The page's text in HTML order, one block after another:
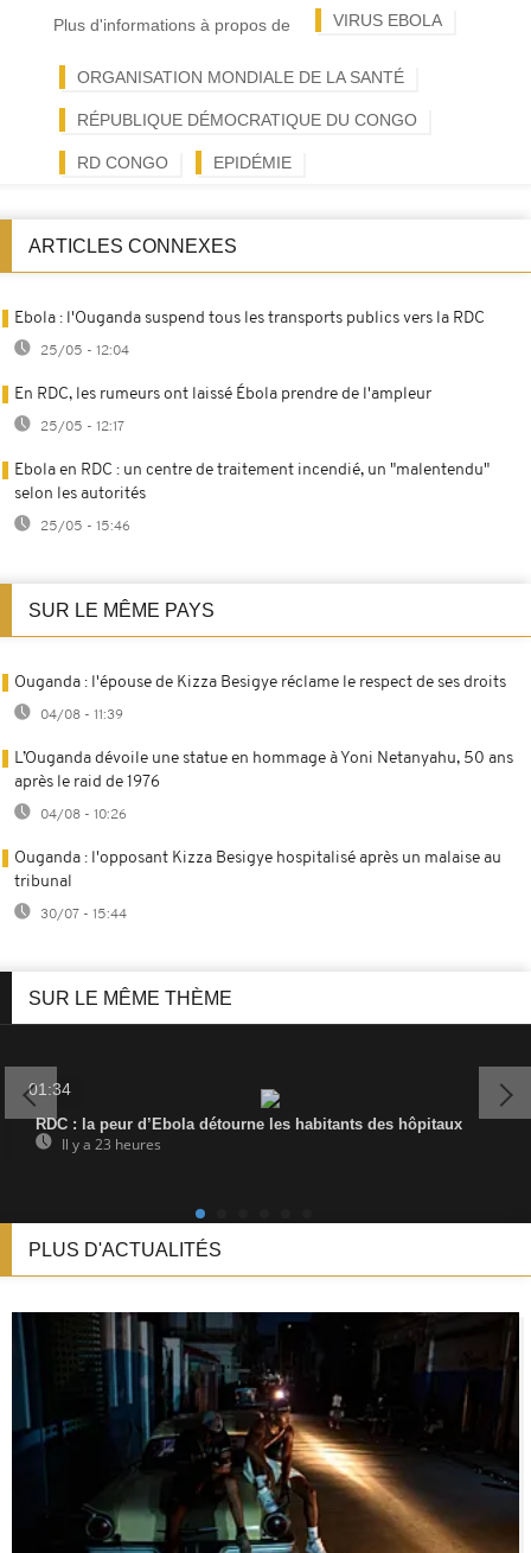
Plus d'informations à propos de VIRUS EBOLA
ORGANISATION MONDIALE DE LA SANTÉ
RÉPUBLIQUE DÉMOCRATIQUE DU CONGO
RD CONGO EPIDÉMIE
ARTICLES CONNEXES
Ebola : l'Ouganda suspend tous les transports publics vers la RDC
25/05 - 12:04
En RDC, les rumeurs ont laissé Ébola prendre de l'ampleur
25/05 - 12:17
Ebola en RDC : un centre de traitement incendié, un "malentendu"
selon les autorités
25/05 - 15:46
SUR LE MÊME PAYS
Ouganda : l'épouse de Kizza Besigye réclame le respect de ses droits
04/08 - 11:39
L’Ouganda dévoile une statue en hommage à Yoni Netanyahu, 50 ans
après le raid de 1976
04/08 - 10:26
Ouganda : l'opposant Kizza Besigye hospitalisé après un malaise au
tribunal
30/07 - 15:44
SUR LE MÊME THÈME
01:34
RDC : la peur d’Ebola détourne les habitants des hôpitaux
Il y a 23 heures
PLUS D'ACTUALITÉS